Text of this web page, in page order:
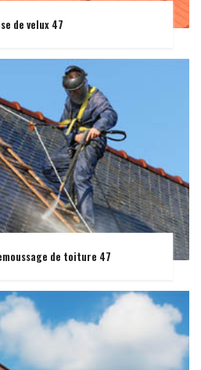
de velux 47
de toiture 47